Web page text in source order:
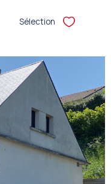
Sélection Sélectionner